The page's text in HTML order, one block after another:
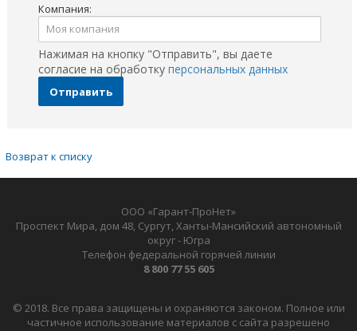
Компания:
Нажимая на кнопку "Отправить", вы даете
согласие на обработку персональных данных
Отправить
Возврат к списку
ООО «Гарант-ПроНет»
Проспект Мира, дом 48, Сургут, Ханты-Мансийский автономный
округ - Югра
Телефон федеральной горячей линии
8 800 77 55 605
© 2018. Все права защищены и охраняются законом. Полное или
частичное использование материалов с сайта разрешено